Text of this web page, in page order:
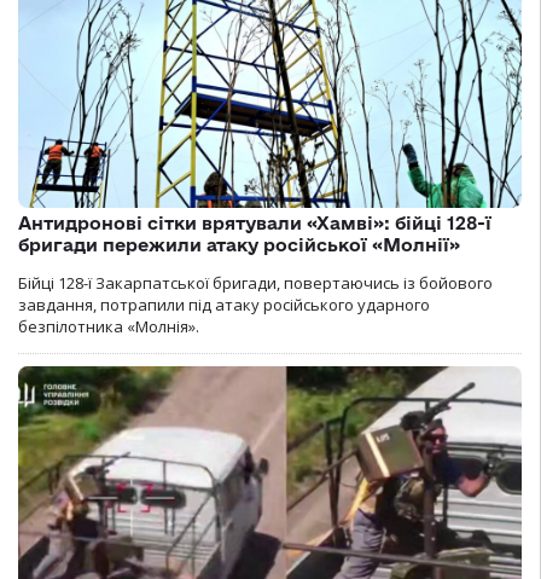
Антидронові сітки врятували «Хамві»: бійці 128-ї
бригади пережили атаку російської «Молнії»
Бійці 128-ї Закарпатської бригади, повертаючись із бойового
завдання, потрапили під атаку російського ударного
безпілотника «Молнія».